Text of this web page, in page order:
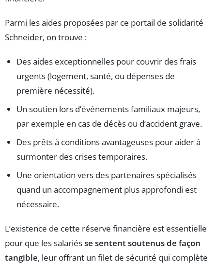
Parmi les aides proposées par ce portail de solidarité
Schneider, on trouve :
Des aides exceptionnelles pour couvrir des frais
urgents (logement, santé, ou dépenses de
première nécessité).
Un soutien lors d’événements familiaux majeurs,
par exemple en cas de décès ou d’accident grave.
Des prêts à conditions avantageuses pour aider à
surmonter des crises temporaires.
Une orientation vers des partenaires spécialisés
quand un accompagnement plus approfondi est
nécessaire.
L’existence de cette réserve financière est essentielle
pour que les salariésse sentent soutenus de façon
tangible, leur offrant un filet de sécurité qui complète